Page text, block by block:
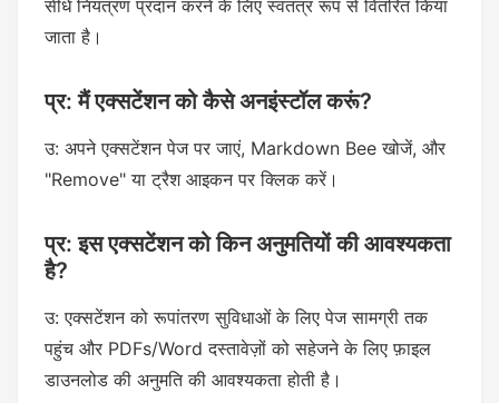
सीधे नियंत्रण प्रदान करने के लिए स्वतंत्र रूप से वितरित किया
जाता है।
प्र: मैं एक्सटेंशन को कैसे अनइंस्टॉल करूं?
उ: अपने एक्सटेंशन पेज पर जाएं, Markdown Bee खोजें, और
"Remove" या ट्रैश आइकन पर क्लिक करें।
प्र: इस एक्सटेंशन को किन अनुमतियों की आवश्यकता
है?
उ: एक्सटेंशन को रूपांतरण सुविधाओं के लिए पेज सामग्री तक
पहुंच और PDFs/Word दस्तावेज़ों को सहेजने के लिए फ़ाइल
डाउनलोड की अनुमति की आवश्यकता होती है।